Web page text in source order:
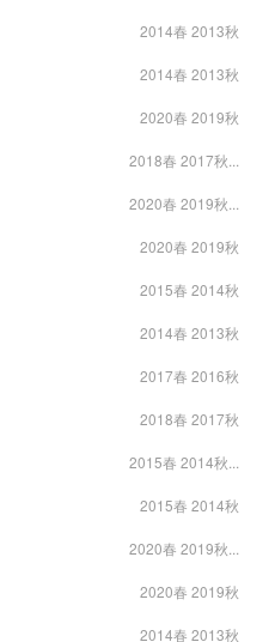
2014春 2013秋
2014春 2013秋
2020春 2019秋
2018春 2017秋...
2020春 2019秋...
2020春 2019秋
2015春 2014秋
2014春 2013秋
2017春 2016秋
2018春 2017秋
2015春 2014秋...
2015春 2014秋
2020春 2019秋...
2020春 2019秋
2014春 2013秋